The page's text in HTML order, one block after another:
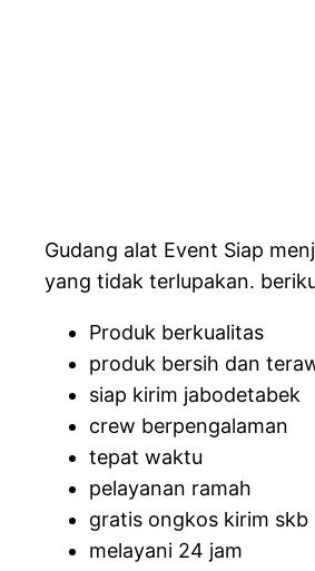
Gudang alat Event Siap
yang tidak terlupakan.
Produk berkualitas
produk bersih dan
siap kirim jabodetabek
crew berpengalaman
tepat waktu
pelayanan ramah
gratis ongkos kirim skb
melayani 24 jam